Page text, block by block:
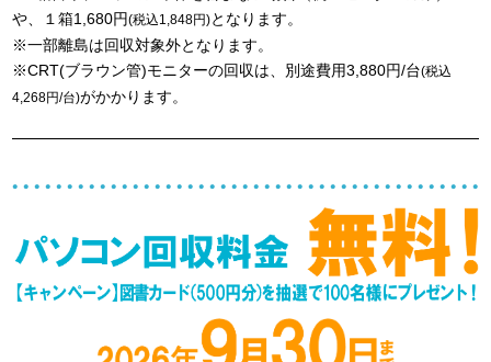
や、１箱1,680円(税込1,848円)となります。
※一部離島は回収対象外となります。
※CRT(ブラウン管)モニターの回収は、別途費用3,880円/台(税込
4,268円/台)がかかります。